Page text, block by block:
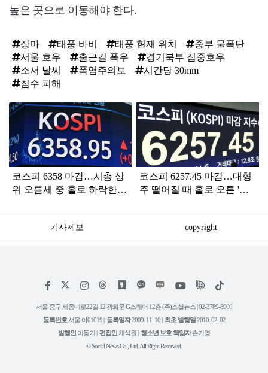
높은 곳으로 이동해야 한다.
장마 태풍 바비 태풍 현재 위치
중부 물폭탄
서울 호우
출근길 폭우
경기북부 집중호우
소서 날씨
폭염주의보
시간당 30mm
침수 피해
탑
라
코스피 6358 마감…시총 상
위 오름세 중 홀로 하락한
코스피 6257.45 마감…대형
주 떨어질 때 홀로 오른 '이
기사제보 copyright
페
스
인
타
램
위
트
유
튜
틱
서울 중구 세종대로22길 12 광화문 G스퀘어 12층 (주)소셜뉴스 | 02-3789-8900
등록번호서울 아01019 | 등록일자2009. 11. 10 | 최초 발행일 2010. 02. 02
발행인 이동기 | 편집인채석원 | 청소년 보호 책임자손기영
© Social News Co., Ltd. All Right Reserved.